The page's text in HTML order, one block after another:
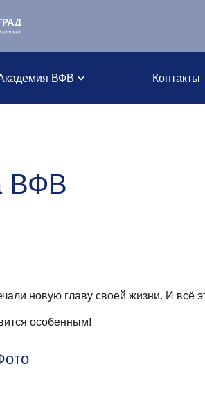
ВФВ Контакты
ВФВ
новую главу своей жизни. И всё
особенным!